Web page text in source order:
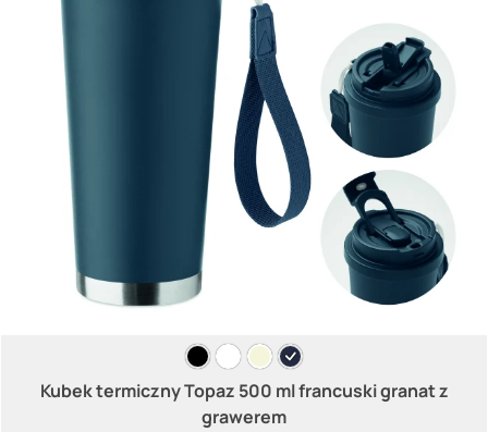
Kubek termiczny Topaz 500 ml francuski granat z
grawerem